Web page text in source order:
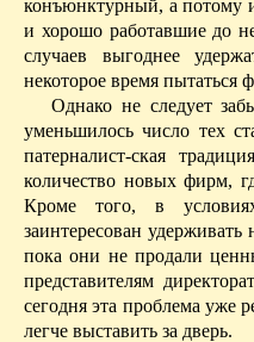
конъюнктурный, а потому
и хорошо работавшие до
случаев выгоднее
некоторое время пытаться
Однако не следует
уменьшилось число тех
патерналист­-ская
количество новых фирм,
Кроме того, в
заинтересован
пока они не продали
представителям
сегодня эта проблема уже
легче выставить за дверь.